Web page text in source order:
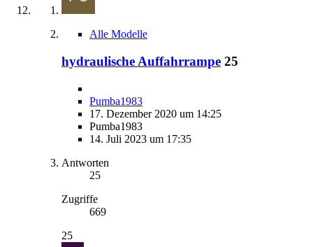
Alle Modelle
hydraulische Auffahrrampe 25
Pumba1983
17. Dezember 2020 um 14:25
Pumba1983
14. Juli 2023 um 17:35
Antworten
25
Zugriffe
669
25